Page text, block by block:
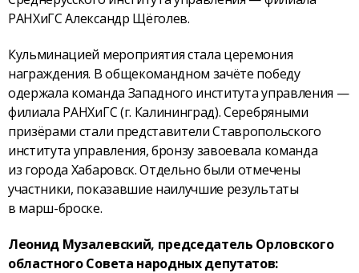
РАНХиГС Александр Щёголев.
Кульминацией мероприятия стала церемония
награждения. В общекомандном зачёте победу
одержала команда Западного института управления —
филиала РАНХиГС (г. Калининград). Серебряными
призёрами стали представители Ставропольского
института управления, бронзу завоевала команда
из города Хабаровск. Отдельно были отмечены
участники, показавшие наилучшие результаты
в марш-броске.
Леонид Музалевский, председатель Орловского
областного Совета народных депутатов: